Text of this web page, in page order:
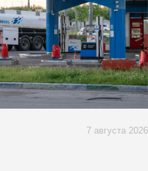
7 августа 2026